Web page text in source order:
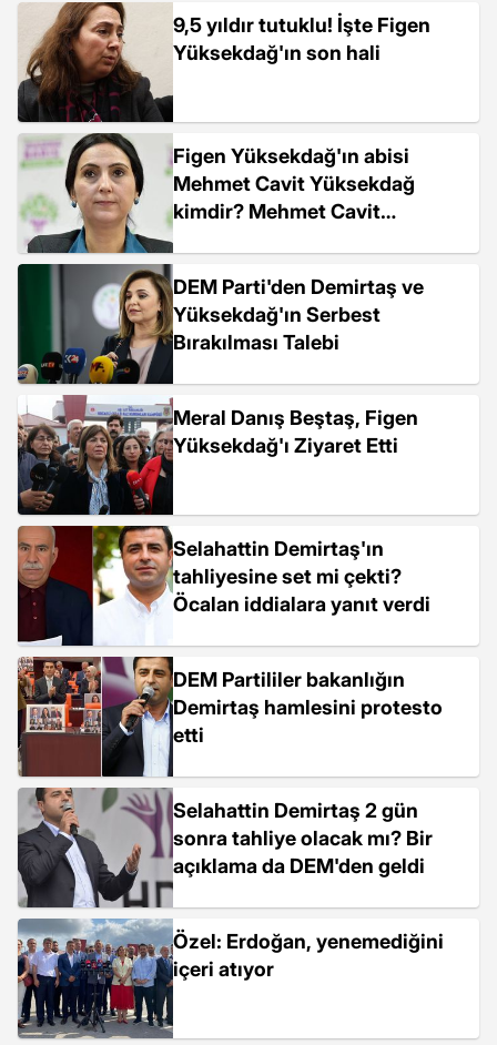
9,5 yıldır tutuklu! İşte Figen
Yüksekdağ'ın son hali
Figen Yüksekdağ'ın abisi
Mehmet Cavit Yüksekdağ
kimdir? Mehmet Cavit
DEM Parti'den Demirtaş ve
Yüksekdağ'ın Serbest
Bırakılması Talebi
Meral Danış Beştaş, Figen
Yüksekdağ'ı Ziyaret Etti
Selahattin Demirtaş'ın
tahliyesine set mi çekti?
Öcalan iddialara yanıt verdi
DEM Partililer bakanlığın
Demirtaş hamlesini protesto
etti
Selahattin Demirtaş 2 gün
sonra tahliye olacak mı? Bir
açıklama da DEM'den geldi
Özel: Erdoğan, yenemediğini
içeri atıyor